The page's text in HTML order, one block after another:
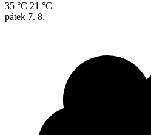
35 °C 21 °C
pátek 7. 8.